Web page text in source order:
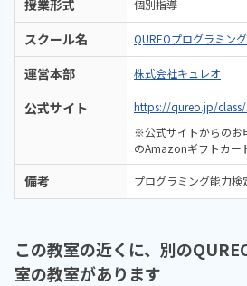
授業形式 個別指導
スクール名 QUREOプログラミン
運営本部 株式会社キュレオ
公式サイト
https://qureo.jp/
※公式サイトからのお
のAmazonギフトカー
備考 プログラミング能力検
この教室の近くに、別の
室の教室があります